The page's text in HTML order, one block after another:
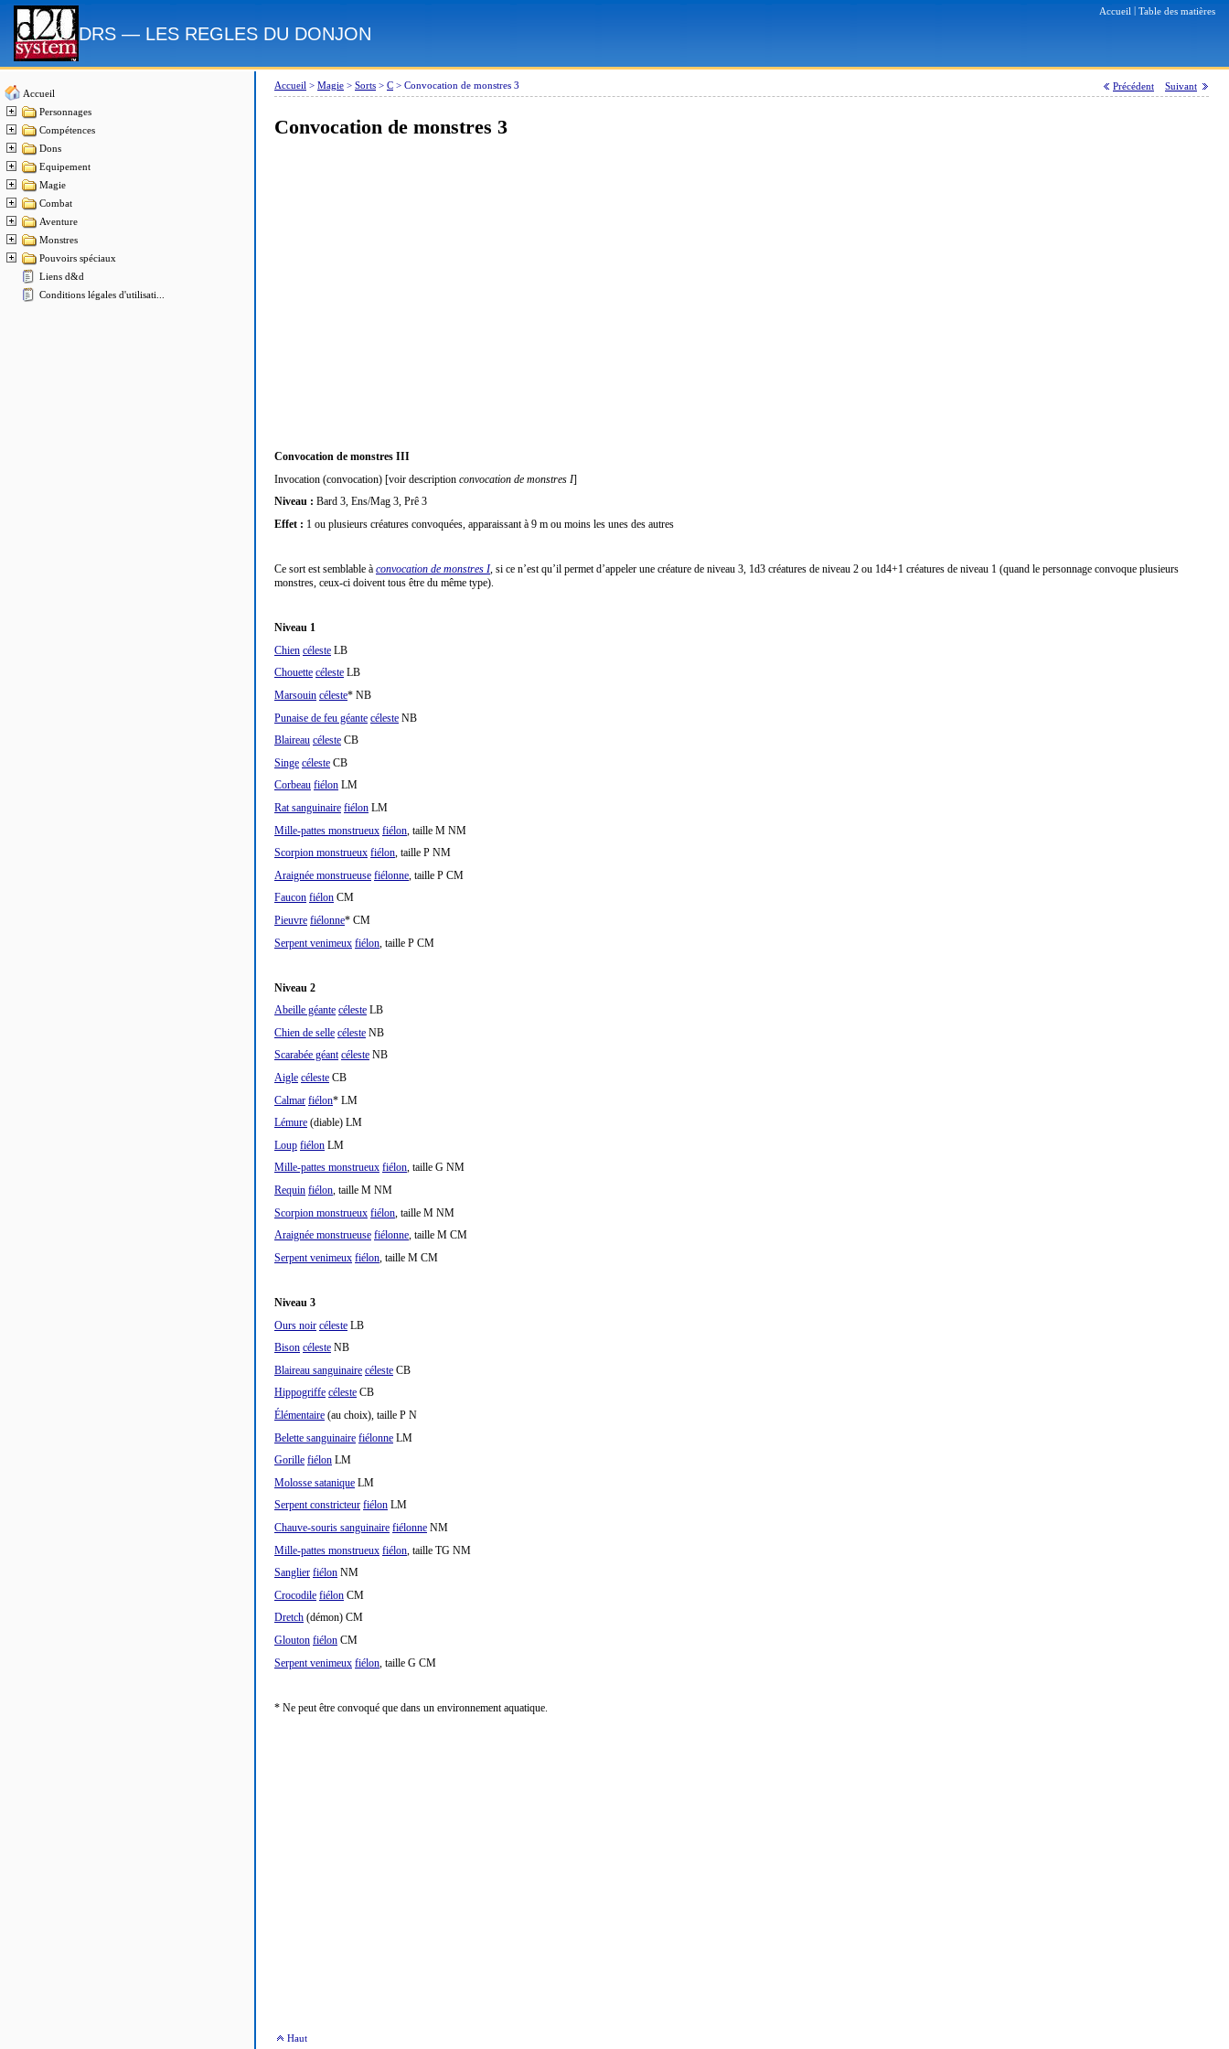
Accueil Table des matières
DRS — LES REGLES DU DONJON
Accueil
Personnages
Compétences
Dons
Equipement
Magie
Combat
Aventure
Monstres
Pouvoirs spéciaux
Liens d&d
Conditions légales d'utilisati...
Accueil > Magie > Sorts > C > Convocation de monstres 3 Précédent Suivant
Convocation de monstres 3
Convocation de monstres III
Invocation (convocation) [voir description convocation de monstres I]
Niveau : Bard 3, Ens/Mag 3, Prê 3
Effet : 1 ou plusieurs créatures convoquées, apparaissant à 9 m ou moins les unes des autres
Ce sort est semblable à convocation de monstres I, si ce n’est qu’il permet d’appeler une créature de niveau 3, 1d3 créatures de niveau 2 ou 1d4+1 créatures de niveau 1 (quand le personnage convoque plusieurs
monstres, ceux-ci doivent tous être du même type).
Niveau 1
Chien céleste LB
Chouette céleste LB
Marsouin céleste* NB
Punaise de feu géante céleste NB
Blaireau céleste CB
Singe céleste CB
Corbeau fiélon LM
Rat sanguinaire fiélon LM
Mille-pattes monstrueux fiélon , taille M NM
Scorpion monstrueux fiélon, taille P NM
Araignée monstrueuse fiélonne , taille P CM
Faucon fiélon CM
Pieuvre fiélonne* CM
Serpent venimeux fiélon , taille P CM
Niveau 2
Abeille géante céleste LB
Chien de selle céleste NB
Scarabée géant céleste NB
Aigle céleste CB
Calmar fiélon* LM
Lémure (diable) LM
Loup fiélon LM
Mille-pattes monstrueux fiélon, taille G NM
Requin fiélon, taille M NM
Scorpion monstrueux fiélon , taille M NM
Araignée monstrueuse fiélonne, taille M CM
Serpent venimeux fiélon, taille M CM
Niveau 3
Ours noir céleste LB
Bison céleste NB
Blaireau sanguinaire céleste CB
Hippogriffe céleste CB
Élémentaire (au choix), taille P N
Belette sanguinaire fiélonne LM
Gorille fiélon LM
Molosse satanique LM
Serpent constricteur fiélon LM
Chauve-souris sanguinaire fiélonne NM
Mille-pattes monstrueux fiélon , taille TG NM
Sanglier fiélon NM
Crocodile fiélon CM
Dretch (démon) CM
Glouton fiélon CM
Serpent venimeux fiélon , taille G CM
* Ne peut être convoqué que dans un environnement aquatique.
Haut